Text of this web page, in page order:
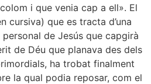
i que venia cap a ell». El
cursiva) que es tracta d’una
de Jesús que capgirà
de Déu que planava des dels
ha trobat finalment
la qual podia reposar, com el